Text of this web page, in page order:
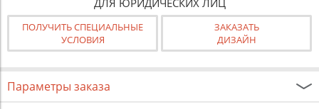
ДЛЯ ЮРИДИЧЕСКИХ ЛИЦ
ПОЛУЧИТЬ СПЕЦИАЛЬНЫЕ
УСЛОВИЯ
ЗАКАЗАТЬ
ДИЗАЙН
Параметры заказа